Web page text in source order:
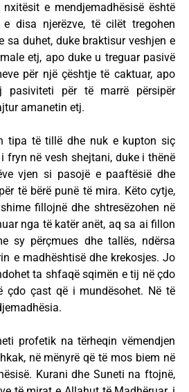
e mendjemadhësisë është
disa njerëzve, të cilët tregohen
sa duhet, duke braktisur veshjen e
etj, apo duke u treguar pasivë
për një çështje të caktuar, apo
pasiviteti për të marrë përsipër
amanetin etj.
tipa të tillë dhe nuk e kupton siç
fryn në vesh shejtani, duke i thënë
vjen si pasojë e paaftësië dhe
të bërë punë të mira. Këto cytje,
fillojnë dhe shtresëzohen në
nga të katër anët, aq sa ai fillon
sy përçmues dhe tallës, ndërsa
e madhështisë dhe krekosjes. Jo
ta shfaqë sqimën e tij në çdo
çdo çast që i mundësohet. Në të
profetik na tërheqin vëmendjen
në mënyrë që të mos biem në
Kurani dhe Suneti na ftojnë,